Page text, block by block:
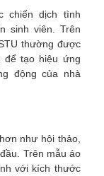
chiến dịch tình
sinh viên. Trên
thường được
để tạo hiệu ứng
động của nhà
như hội thảo,
Trên mẫu áo
với kích thước